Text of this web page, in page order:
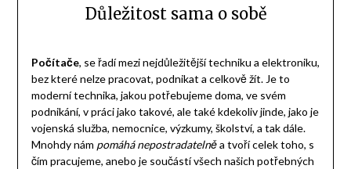
Důležitost sama o sobě
Počítače, se řadí mezi nejdůležitější techniku a elektroniku,
bez které nelze pracovat, podnikat a celkově žít. Je to
moderní technika, jakou potřebujeme doma, ve svém
podnikání, v práci jako takové, ale také kdekoliv jinde, jako je
vojenská služba, nemocnice, výzkumy, školství, a tak dále.
Mnohdy nám pomáhá nepostradatelněa tvoří celek toho, s
čím pracujeme, anebo je součástí všech našich potřebných